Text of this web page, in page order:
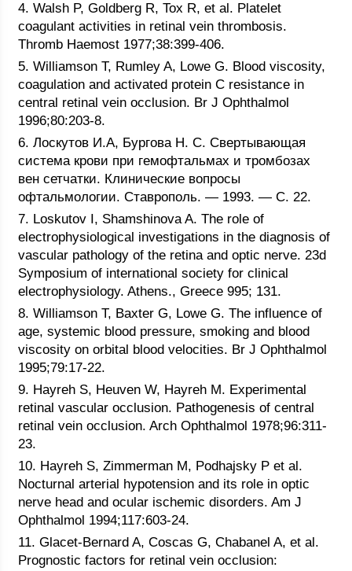
4. Walsh P, Goldberg R, Tox R, et al. Platelet
coagulant activities in retinal vein thrombosis.
Thromb Haemost 1977;38:399-406.
5. Williamson T, Rumley A, Lowe G. Blood viscosity,
coagulation and activated protein C resistance in
central retinal vein occlusion. Br J Ophthalmol
1996;80:203-8.
6. Лоскутов И.А, Бургова Н. С. Свертывающая
система крови при гемофтальмах и тромбозах
вен сетчатки. Клинические вопросы
офтальмологии. Ставрополь. — 1993. — C. 22.
7. Loskutov I, Shamshinova A. The role of
electrophysiological investigations in the diagnosis of
vascular pathology of the retina and optic nerve. 23d
Symposium of international society for clinical
electrophysiology. Athens., Greece 995; 131.
8. Williamson T, Baxter G, Lowe G. The influence of
age, systemic blood pressure, smoking and blood
viscosity on orbital blood velocities. Br J Ophthalmol
1995;79:17-22.
9. Hayreh S, Heuven W, Hayreh M. Experimental
retinal vascular occlusion. Pathogenesis of central
retinal vein occlusion. Arch Ophthalmol 1978;96:311-
23.
10. Hayreh S, Zimmerman M, Podhajsky P et al.
Nocturnal arterial hypotension and its role in optic
nerve head and ocular ischemic disorders. Am J
Ophthalmol 1994;117:603-24.
11. Glacet-Bernard A, Coscas G, Chabanel A, et al.
Prognostic factors for retinal vein occlusion: